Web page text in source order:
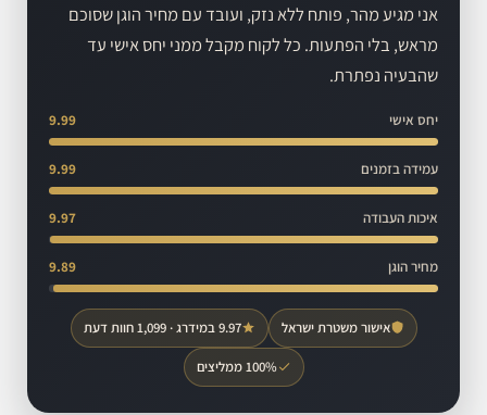
אני מגיע מהר, פותח ללא נזק, ועובד עם מחיר הוגן שסוכם
מראש, בלי הפתעות. כל לקוח מקבל ממני יחס אישי עד
שהבעיה נפתרת.
יחס אישי 9.99
עמידה בזמנים 9.99
איכות העבודה 9.97
מחיר הוגן 9.89
אישור משטרת ישראל 9.97 במידרג · 1,099 חוות דעת
100% ממליצים